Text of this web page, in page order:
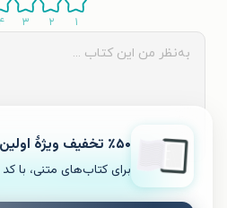
۱ ۲ ۳
ثبت نظر
٪۵۰ تخفیف ویژۀ اولین خرید
برای کتاب‌های متنی، با کد